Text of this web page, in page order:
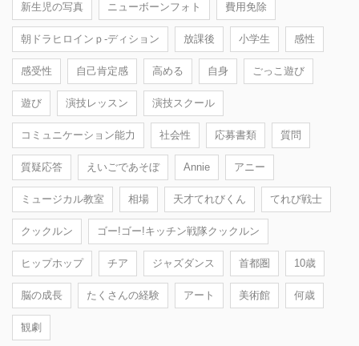
新生児の写真 ニューボーンフォト 費用免除
朝ドラヒロインｐ-ディション 放課後 小学生 感性
感受性 自己肯定感 高める 自身 ごっこ遊び
遊び 演技レッスン 演技スクール
コミュニケーション能力 社会性 応募書類 質問
質疑応答 えいごであそぼ Annie アニー
ミュージカル教室 相場 天才てれびくん てれび戦士
クックルン ゴー!ゴー!キッチン戦隊クックルン
ヒップホップ チア ジャズダンス 首都圏 10歳
脳の成長 たくさんの経験 アート 美術館 何歳
観劇